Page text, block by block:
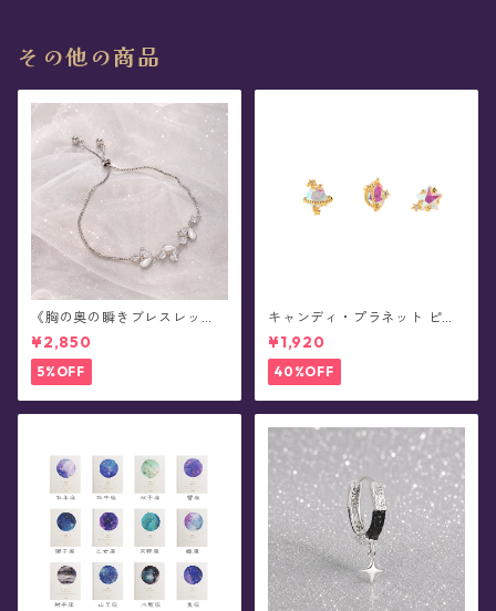
その他の商品
《胸の奥の瞬きブレスレッ
ト》ブレスレット(全2色)
¥2,850
5%OFF
キャンディ・プラネット ピア
ス
¥1,920
40%OFF